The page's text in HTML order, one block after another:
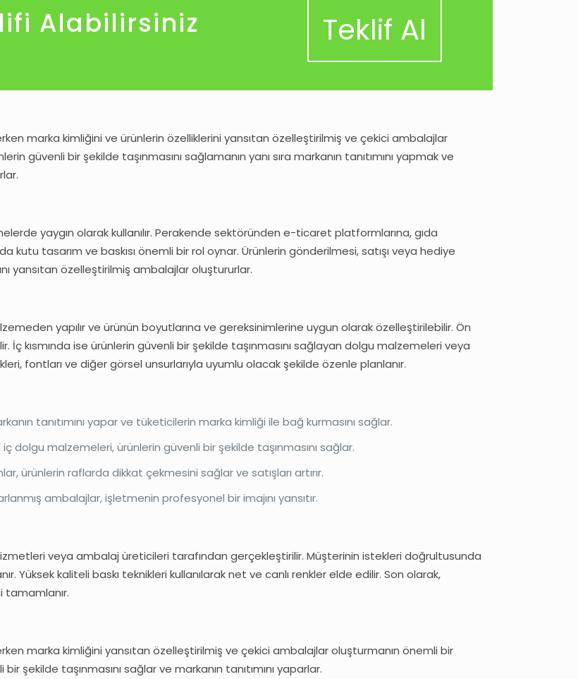
Alabilirsiniz Teklif Al
marka kimliğini ve ürünlerin özelliklerini yansıtan özelleştirilmiş ve çekici ambalajlar
güvenli bir şekilde taşınmasını sağlamanın yanı sıra markanın tanıtımını yapmak ve
yaygın olarak kullanılır. Perakende sektöründen e-ticaret platformlarına, gıda
tasarım ve baskısı önemli bir rol oynar. Ürünlerin gönderilmesi, satışı veya hediye
yansıtan özelleştirilmiş ambalajlar oluştururlar.
yapılır ve ürünün boyutlarına ve gereksinimlerine uygun olarak özelleştirilebilir. Ön
İç kısmında ise ürünlerin güvenli bir şekilde taşınmasını sağlayan dolgu malzemeleri veya
fontları ve diğer görsel unsurlarıyla uyumlu olacak şekilde özenle planlanır.
tanıtımını yapar ve tüketicilerin marka kimliği ile bağ kurmasını sağlar.
dolgu malzemeleri, ürünlerin güvenli bir şekilde taşınmasını sağlar.
ürünlerin raflarda dikkat çekmesini sağlar ve satışları artırır.
ambalajlar, işletmenin profesyonel bir imajını yansıtır.
veya ambalaj üreticileri tarafından gerçekleştirilir. Müşterinin istekleri doğrultusunda
Yüksek kaliteli baskı teknikleri kullanılarak net ve canlı renkler elde edilir. Son olarak,
tamamlanır.
marka kimliğini yansıtan özelleştirilmiş ve çekici ambalajlar oluşturmanın önemli bir
şekilde taşınmasını sağlar ve markanın tanıtımını yaparlar.